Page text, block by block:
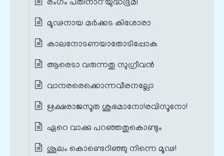
രംഗം പതിനാറ് യുദ്ധഭൂമി
മൂഢനായ മർക്കട കിശോരാ
കാലനോടണയാതോടിപ്പോക
ആരെടാ വരുന്നതു സുഗ്രീവൻ
വാനരരെക്കൊന്നവീരനല്ലോ
ഋക്ഷരാജസൂത ശുഭമാനോ!രവിസൂനോ!
ഏറെ വാക്കു പറഞ്ഞതുകൊണ്ടും
ശൂലം കൊണ്ടെറിഞ്ഞു നിന്നെ മൂഢ!